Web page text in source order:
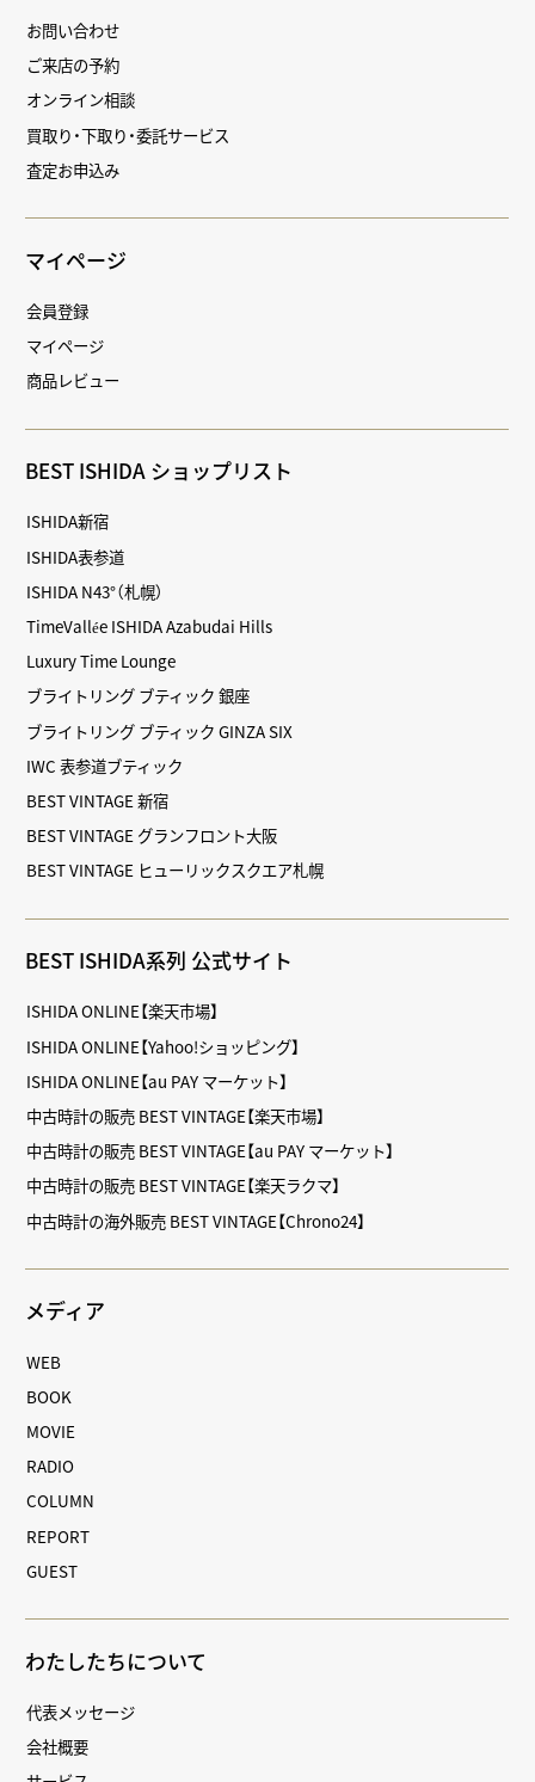
お問い合わせ
ご来店の予約
オンライン相談
買取り・下取り・委託サービス
査定お申込み
マイページ
会員登録
マイページ
商品レビュー
BEST ISHIDA ショップリスト
ISHIDA新宿
ISHIDA表参道
ISHIDA N43°（札幌）
TimeVallée ISHIDA Azabudai Hills
Luxury Time Lounge
ブライトリング ブティック 銀座
ブライトリング ブティック GINZA SIX
IWC 表参道ブティック
BEST VINTAGE 新宿
BEST VINTAGE グランフロント大阪
BEST VINTAGE ヒューリックスクエア札幌
BEST ISHIDA系列 公式サイト
ISHIDA ONLINE【楽天市場】
ISHIDA ONLINE【Yahoo!ショッピング】
ISHIDA ONLINE【au PAY マーケット】
中古時計の販売 BEST VINTAGE【楽天市場】
中古時計の販売 BEST VINTAGE【au PAY マーケット】
中古時計の販売 BEST VINTAGE【楽天ラクマ】
中古時計の海外販売 BEST VINTAGE【Chrono24】
メディア
WEB
BOOK
MOVIE
RADIO
COLUMN
REPORT
GUEST
わたしたちについて
代表メッセージ
会社概要